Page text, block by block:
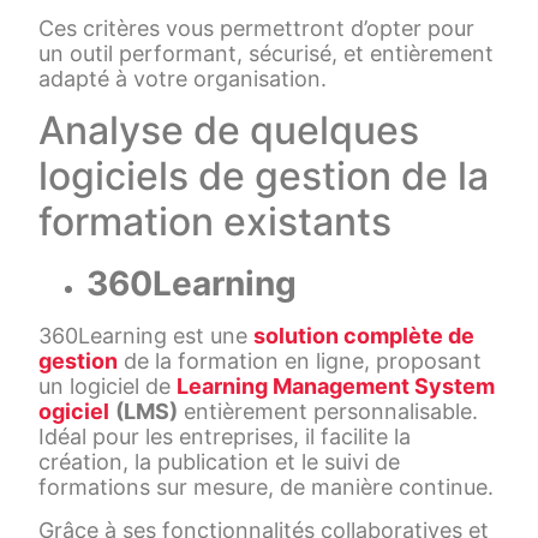
Ces critères vous permettront d’opter pour
un outil performant, sécurisé, et entièrement
adapté à votre organisation.
Analyse de quelques
logiciels de gestion de la
formation existants
360Learning
360Learning est unesolution complète de
gestion de la formation en ligne, proposant
un logiciel de Learning Management System
ogiciel (LMS) entièrement personnalisable.
Idéal pour les entreprises, il facilite la
création, la publication et le suivi de
formations sur mesure, de manière continue.
Grâce à ses fonctionnalités collaboratives et